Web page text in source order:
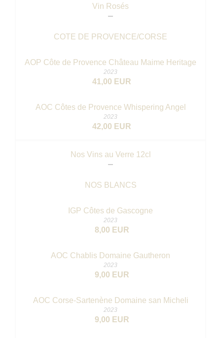
Vin Rosés
COTE DE PROVENCE/CORSE
AOP Côte de Provence Château Maime Heritage
2023
41,00 EUR
AOC Côtes de Provence Whispering Angel
2023
42,00 EUR
Nos Vins au Verre 12cl
NOS BLANCS
IGP Côtes de Gascogne
2023
8,00 EUR
AOC Chablis Domaine Gautheron
2023
9,00 EUR
AOC Corse-Sartenène Domaine san Micheli
2023
9,00 EUR